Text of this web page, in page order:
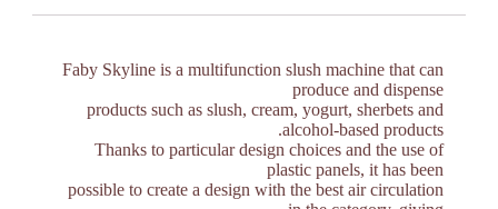
Faby Skyline is a multifunction slush machine that can
produce and dispense
products such as slush, cream, yogurt, sherbets and
alcohol-based products.
Thanks to particular design choices and the use of
plastic panels, it has been
possible to create a design with the best air circulation